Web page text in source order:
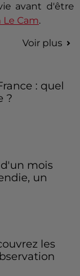
avant d'être
Le Cam.
Voir plus
: quel
?
mois
un
les